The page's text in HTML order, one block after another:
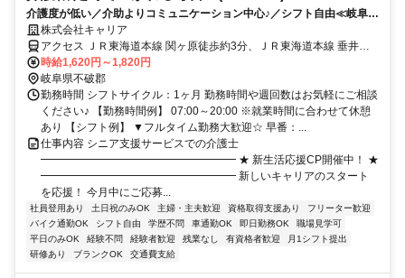
介護度が低い／介助よりコミュニケーション中心♪／シフト自由≪岐阜県
不破郡関ケ原町周辺≫
株式会社キャリア
アクセス ＪＲ東海道本線 関ヶ原徒歩約3分、ＪＲ東海道本線 垂井南
口徒歩約75分、ＪＲ東海道本線 柏原（滋賀県）徒歩約89分
時給1,620円～1,820円
岐阜県不破郡
勤務時間 シフトサイクル：1ヶ月 勤務時間や週回数はお気軽にご相談
ください♪ 【勤務時間例】 07:00～20:00 ※就業時間に合わせて休憩
あり 【シフト例】 ▼フルタイム勤務大歓迎☆ 早番：...
仕事内容 シニア支援サービスでの介護士
━━━━━━━━━━━━━━━━━━ ★ 新生活応援CP開催中！ ★
━━━━━━━━━━━━━━━━━━ 新しいキャリアのスタート
を応援！ 今月中にご応募...
社員登用あり 土日祝のみOK 主婦・主夫歓迎 資格取得支援あり
フリーター歓迎
バイク通勤OK
シフト自由 学歴不問 車通勤OK 即日勤務OK
職場見学可
平日のみOK
経験不問 経験者歓迎 残業なし 有資格者歓迎
月1シフト提出
研修あり
ブランクOK 交通費支給